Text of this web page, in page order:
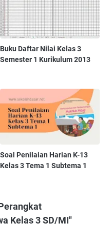
Buku Daftar Nilai Kelas 3
Semester 1 Kurikulum 2013
Soal Penilaian Harian K-13
Kelas 3 Tema 1 Subtema 1
Kelas 3 SD/MI"